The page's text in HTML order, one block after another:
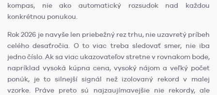
kompas, nie ako automatický rozsudok nad každou
konkrétnou ponukou.
Rok 2026 je navyše len priebežný rez trhu, nie uzavretý príbeh
celého desaťročia. O to viac treba sledovať smer, nie iba
jedno číslo. Ak sa viac ukazovateľov stretne v rovnakom bode,
napríklad vysoká kúpna cena, vysoký nájom a veľký počet
ponúk, je to silnejší signál než izolovaný rekord v malej
vzorke. Práve preto sú najzaujímavejšie nie rekordy, ale